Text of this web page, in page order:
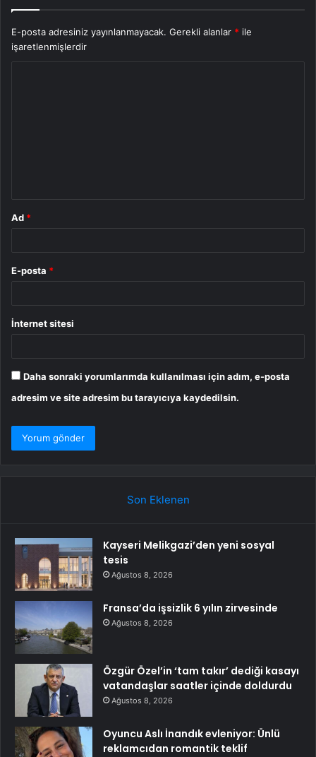
E-posta adresiniz yayınlanmayacak. Gerekli alanlar * ile
işaretlenmişlerdir
Ad *
E-posta *
İnternet sitesi
Daha sonraki yorumlarımda kullanılması için adım, e-posta
adresim ve site adresim bu tarayıcıya kaydedilsin.
Son Eklenen
Kayseri Melikgazi’den yeni sosyal
tesis
Ağustos 8, 2026
Fransa’da işsizlik 6 yılın zirvesinde
Ağustos 8, 2026
Özgür Özel’in ‘tam takır’ dediği kasayı
vatandaşlar saatler içinde doldurdu
Ağustos 8, 2026
Oyuncu Aslı İnandık evleniyor: Ünlü
reklamcıdan romantik teklif